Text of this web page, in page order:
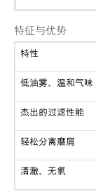
特征与优势
特性
低油雾、温和气味
杰出的过滤性能
轻松分离磨屑
清澈、无氯